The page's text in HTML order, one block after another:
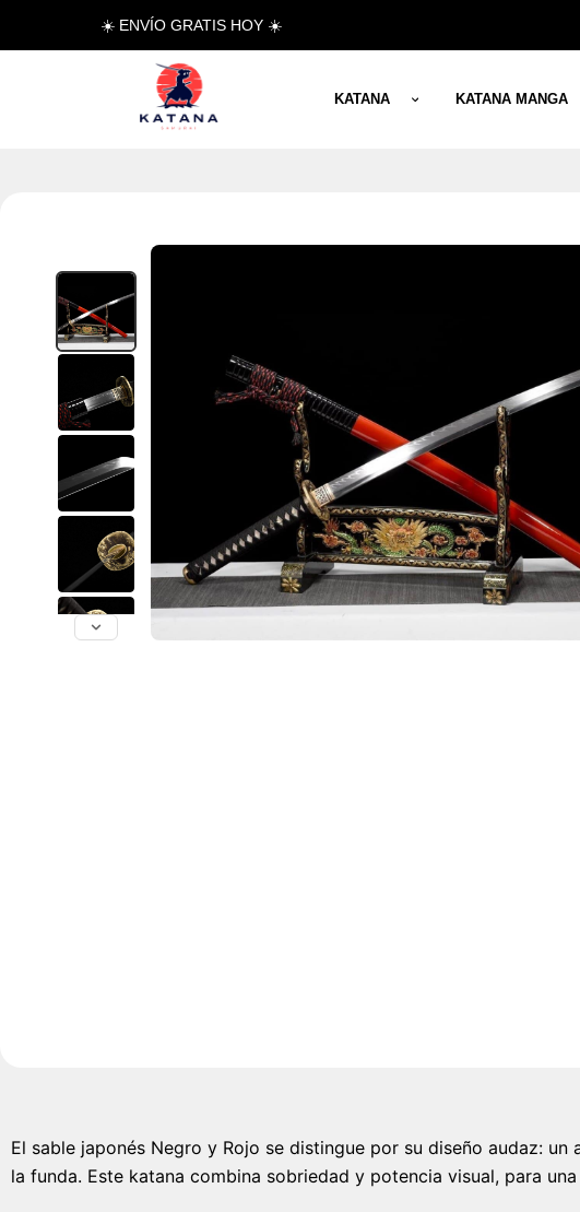
☀️ ENVÍO GRATIS HOY ☀️
KATANA KATANA MANGA
El sable japonés Negro y Rojo se distingue por su diseño audaz:
la funda. Este katana combina sobriedad y potencia visual, para